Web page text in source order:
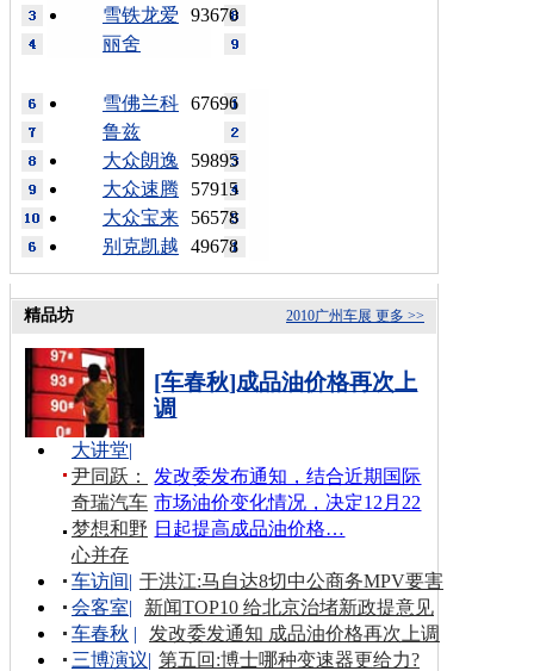
93670
雪铁龙爱
丽舍
67696
雪佛兰科
鲁兹
59895
大众朗逸
57915
大众速腾
56578
大众宝来
49678
别克凯越
更多 >>
2010广州车展
精品坊
[车春秋]成品油价格再次上
调
发改委发布通知，结合近期国际
市场油价变化情况，决定12月22
日起提高成品油价格…
大讲堂|
尹同跃：
奇瑞汽车
梦想和野
心并存
车访间| 于洪江:马自达8切中公商务MPV要害
会客室|
新闻TOP10 给北京治堵新政提意见
车春秋 |
发改委发通知 成品油价格再次上调
三博演议| 第五回:博士哪种变速器更给力?